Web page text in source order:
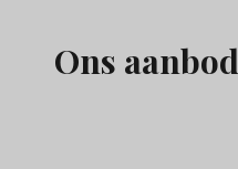
Ons aanbod